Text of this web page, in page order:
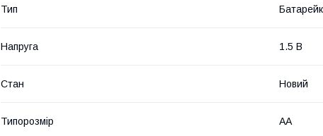
Тип
Напруга 1.5 В
Стан Новий
Типорозмір AA